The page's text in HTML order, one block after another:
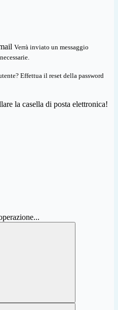
Verrà inviato un messaggio
Effettua il reset della password
la casella di posta elettronica!